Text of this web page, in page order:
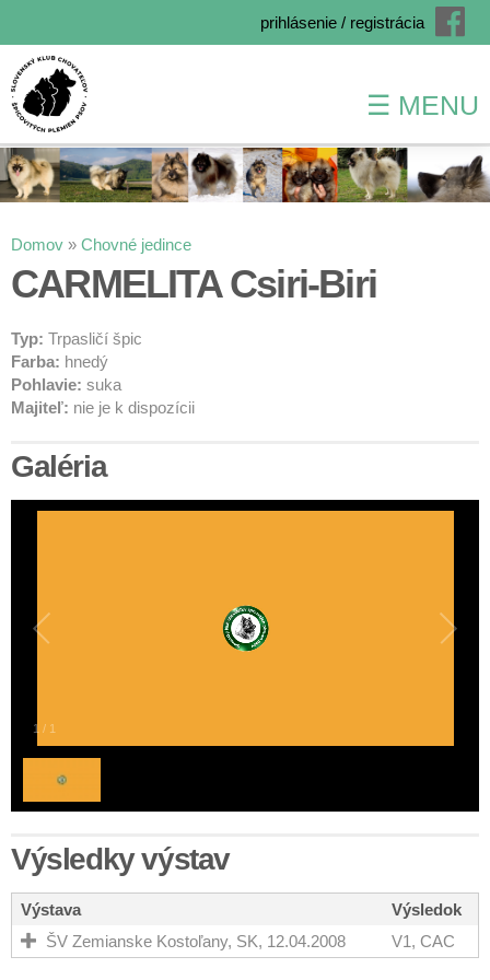
Skočiť
na
hlavný
prihlásenie / registrácia
☰ MENU
Nachádzate sa tu
Domov » Chovné jedince
CARMELITA Csiri-Biri
Typ: Trpasličí špic
Farba: hnedý
Pohlavie: suka
Majiteľ: nie je k dispozícii
Galéria
1 / 1
Výsledky výstav
Výstava
Výsledok
ŠV Zemianske Kostoľany, SK, 12.04.2008
V1, CAC